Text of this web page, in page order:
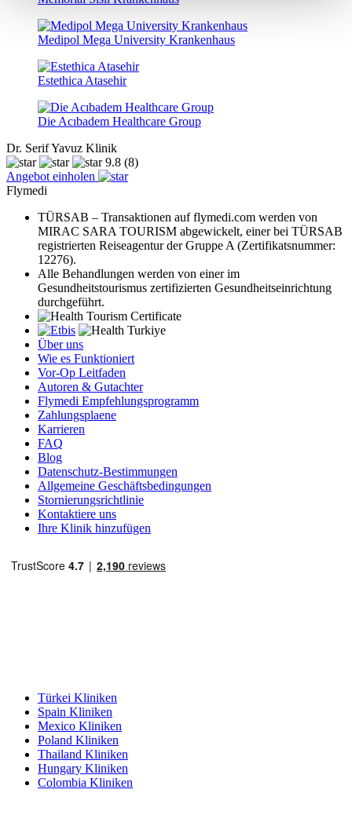
Medipol Mega University Krankenhaus
Estethica Atasehir
Die Acıbadem Healthcare Group
Dr. Serif Yavuz Klinik
9.8 (8)
Angebot einholen
Flymedi
TÜRSAB – Transaktionen auf flymedi.com werden von
MIRAC SARA TOURISM abgewickelt, einer bei TÜRSAB
registrierten Reiseagentur der Gruppe A (Zertifikatsnummer:
12276).
Alle Behandlungen werden von einer im
Gesundheitstourismus zertifizierten Gesundheitseinrichtung
durchgeführt.
Über uns
Wie es Funktioniert
Vor-Op Leitfaden
Autoren & Gutachter
Flymedi Empfehlungsprogramm
Zahlungsplaene
Karrieren
FAQ
Blog
Datenschutz-Bestimmungen
Allgemeine Geschäftsbedingungen
Stornierungsrichtlinie
Kontaktiere uns
Ihre Klinik hinzufügen
Türkei Kliniken
Spain Kliniken
Mexico Kliniken
Poland Kliniken
Thailand Kliniken
Hungary Kliniken
Colombia Kliniken